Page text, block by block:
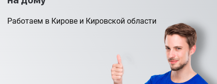
Работаем в Кирове и Кировской области